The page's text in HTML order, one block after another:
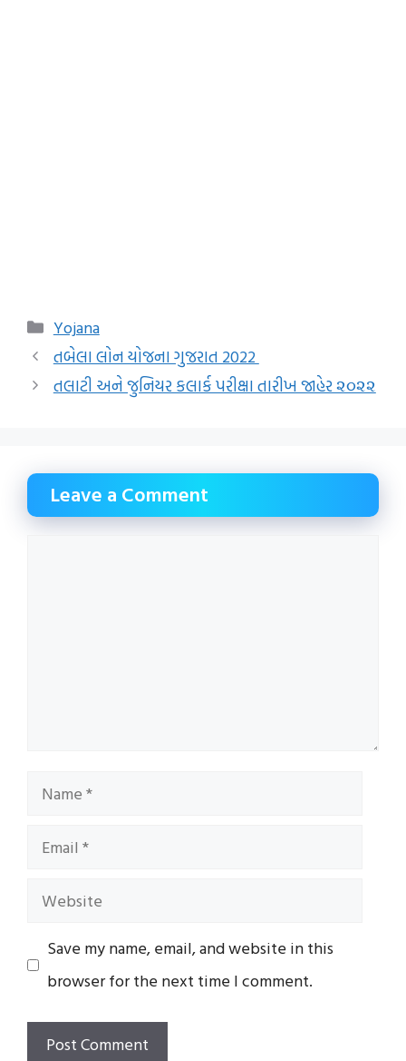
Categories
Yojana
તબેલા લોન યોજના ગુજરાત 2022
તલાટી અને જુનિયર કલાર્ક પરીક્ષા તારીખ જાહેર ૨૦૨૨
Leave a Comment
Name
Email
Website
Save my name, email, and website in this
browser for the next time I comment.